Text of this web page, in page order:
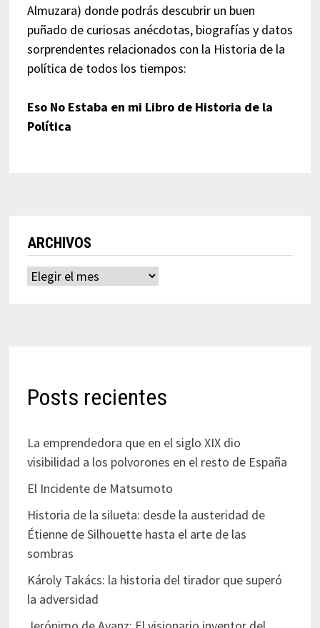
Almuzara) donde podrás descubrir un buen
puñado de curiosas anécdotas, biografías y datos
sorprendentes relacionados con la Historia de la
política de todos los tiempos:
Eso No Estaba en mi Libro de Historia de la
Política
ARCHIVOS
Archivos
Posts recientes
La emprendedora que en el siglo XIX dio
visibilidad a los polvorones en el resto de España
El Incidente de Matsumoto
Historia de la silueta: desde la austeridad de
Étienne de Silhouette hasta el arte de las
sombras
Károly Takács: la historia del tirador que superó
la adversidad